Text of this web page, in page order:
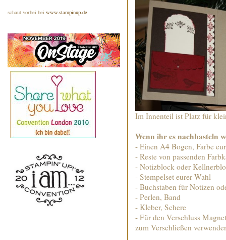
schaut vorbei bei www.stampinup.de
Im Innenteil ist Platz für
Wenn ihr es nachbasteln
- Einen A4 Bogen, Farbe
- Reste von passenden
- Notizblock oder
- Stempelset eurer Wahl
- Buchstaben für Notizen
- Perlen, Band
- Kleber, Schere
- Für den Verschluss
zum Verschließen